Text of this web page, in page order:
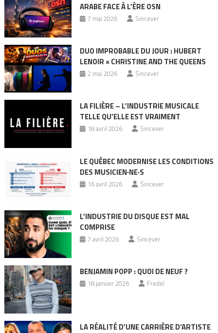
ARABE FACE À L’ÈRE OSN
7 mai 2026 Sincever
DUO IMPROBABLE DU JOUR : HUBERT
LENOIR × CHRISTINE AND THE QUEENS
2 mai 2026 Sincever
LA FILIÈRE – L’INDUSTRIE MUSICALE
TELLE QU’ELLE EST VRAIMENT
18 avril 2026 Sincever
LE QUÉBEC MODERNISE LES CONDITIONS
DES MUSICIEN·NE·S
16 avril 2026 Sincever
L’INDUSTRIE DU DISQUE EST MAL
COMPRISE
7 avril 2026 Sincever
BENJAMIN POPP : QUOI DE NEUF ?
18 janvier 2026 Fredel
LA RÉALITÉ D’UNE CARRIÈRE D’ARTISTE